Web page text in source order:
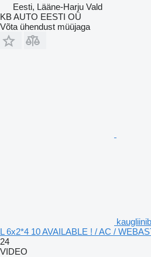
Eesti, Lääne-Harju Vald
KB AUTO EESTI OÜ
Võta ühendust müüjaga
L 6x2*4 10 AVAILABLE ! / AC /
24
VIDEO